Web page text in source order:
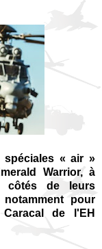
spéciales « air »
Warrior, à
côtés de leurs
notamment pour
de l'EH